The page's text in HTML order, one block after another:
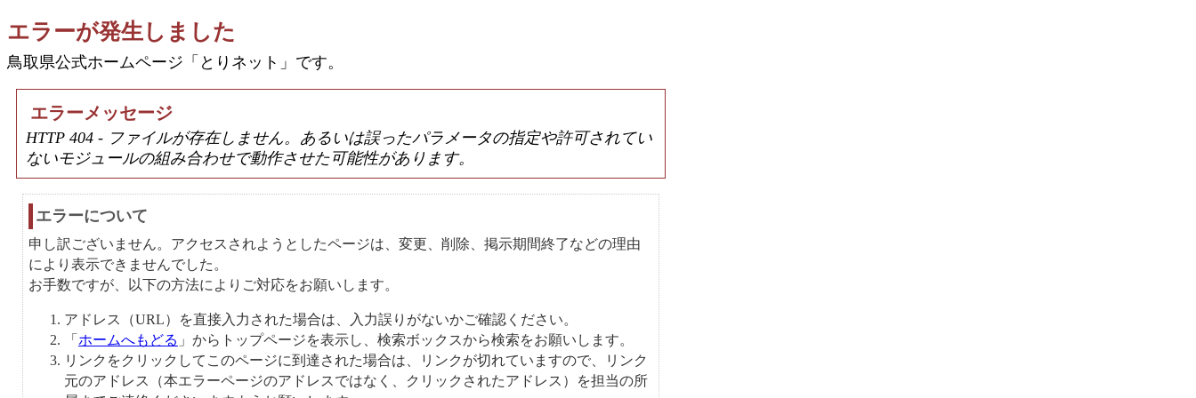
エラーが発生しました
鳥取県公式ホームページ「とりネット」です。
エラーメッセージ
HTTP 404 - ファイルが存在しません。あるいは誤ったパラメータの指定や許可されてい
ないモジュールの組み合わせで動作させた可能性があります。
エラーについて
申し訳ございません。アクセスされようとしたページは、変更、削除、掲示期間終了などの理由
により表示できませんでした。
お手数ですが、以下の方法によりご対応をお願いします。
アドレス（URL）を直接入力された場合は、入力誤りがないかご確認ください。
「 ホームへもどる 」からトップページを表示し、検索ボックスから検索をお願いします。
リンクをクリックしてこのページに到達された場合は、リンクが切れていますので、リンク
元のアドレス（本エラーページのアドレスではなく、クリックされたアドレス）を担当の所